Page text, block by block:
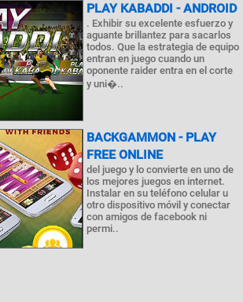
PLAY KABADDI - ANDROID
. Exhibir su excelente esfuerzo y
aguante brillantez para sacarlos
todos. Que la estrategia de equipo
entran en juego cuando un
oponente raider entra en el corte
y uni�..
BACKGAMMON - PLAY
FREE ONLINE
del juego y lo convierte en uno de
los mejores juegos en internet.
Instalar en su teléfono celular u
otro dispositivo móvil y conectar
con amigos de facebook ni
permi..